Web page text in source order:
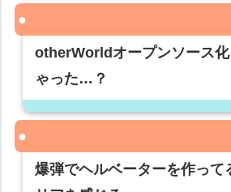
otherWorldオープンソース
ゃった…？
爆弾でヘルベーターを作って